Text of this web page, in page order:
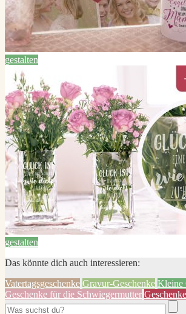
gestalten
gestalten
Das könnte dich auch interessieren:
Vatertagsgeschenke Gravur-Geschenke Kleine
Geschenke für die Schwiegermutter